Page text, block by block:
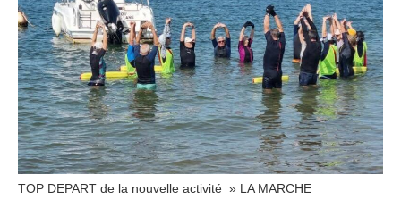
TOP DEPART de la nouvelle activité » LA MARCHE